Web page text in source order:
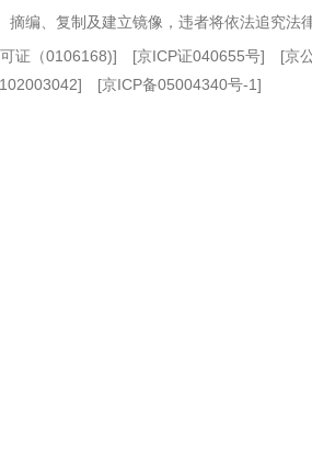
摘编、复制及建立镜像，违者将依法追究法
证（0106168)] [京ICP证040655号] [京
[京ICP备05004340号-1]